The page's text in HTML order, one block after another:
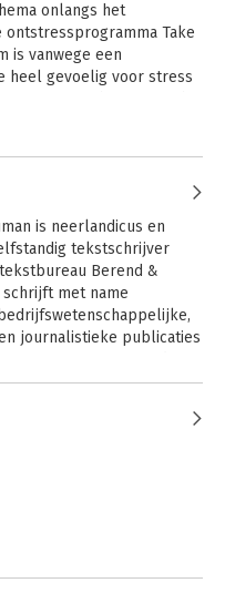
onlangs het
ontstressprogramma Take
is vanwege een
heel gevoelig voor stress
die ook wel wat meer
is neerlandicus en
tekstschrijver
Berend &
schrijft met name
journalistieke publicaties
persoonlijke